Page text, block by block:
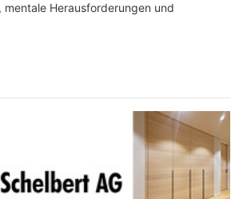
Herausforderungen und